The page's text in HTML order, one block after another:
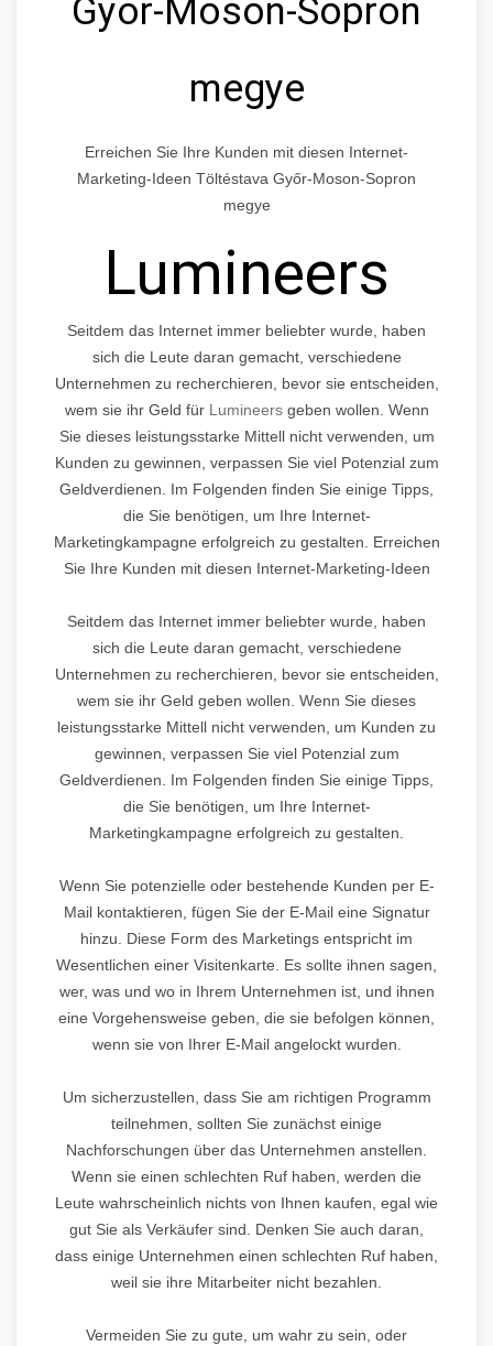
Győr-Moson-Sopron
megye
Erreichen Sie Ihre Kunden mit diesen Internet-
Marketing-Ideen Töltéstava Győr-Moson-Sopron
megye
Lumineers
Seitdem das Internet immer beliebter wurde, haben
sich die Leute daran gemacht, verschiedene
Unternehmen zu recherchieren, bevor sie entscheiden,
wem sie ihr Geld für Lumineersgeben wollen. Wenn
Sie dieses leistungsstarke Mittell nicht verwenden, um
Kunden zu gewinnen, verpassen Sie viel Potenzial zum
Geldverdienen. Im Folgenden finden Sie einige Tipps,
die Sie benötigen, um Ihre Internet-
Marketingkampagne erfolgreich zu gestalten. Erreichen
Sie Ihre Kunden mit diesen Internet-Marketing-Ideen
Seitdem das Internet immer beliebter wurde, haben
sich die Leute daran gemacht, verschiedene
Unternehmen zu recherchieren, bevor sie entscheiden,
wem sie ihr Geld geben wollen. Wenn Sie dieses
leistungsstarke Mittell nicht verwenden, um Kunden zu
gewinnen, verpassen Sie viel Potenzial zum
Geldverdienen. Im Folgenden finden Sie einige Tipps,
die Sie benötigen, um Ihre Internet-
Marketingkampagne erfolgreich zu gestalten.
Wenn Sie potenzielle oder bestehende Kunden per E-
Mail kontaktieren, fügen Sie der E-Mail eine Signatur
hinzu. Diese Form des Marketings entspricht im
Wesentlichen einer Visitenkarte. Es sollte ihnen sagen,
wer, was und wo in Ihrem Unternehmen ist, und ihnen
eine Vorgehensweise geben, die sie befolgen können,
wenn sie von Ihrer E-Mail angelockt wurden.
Um sicherzustellen, dass Sie am richtigen Programm
teilnehmen, sollten Sie zunächst einige
Nachforschungen über das Unternehmen anstellen.
Wenn sie einen schlechten Ruf haben, werden die
Leute wahrscheinlich nichts von Ihnen kaufen, egal wie
gut Sie als Verkäufer sind. Denken Sie auch daran,
dass einige Unternehmen einen schlechten Ruf haben,
weil sie ihre Mitarbeiter nicht bezahlen.
Vermeiden Sie zu gute, um wahr zu sein, oder